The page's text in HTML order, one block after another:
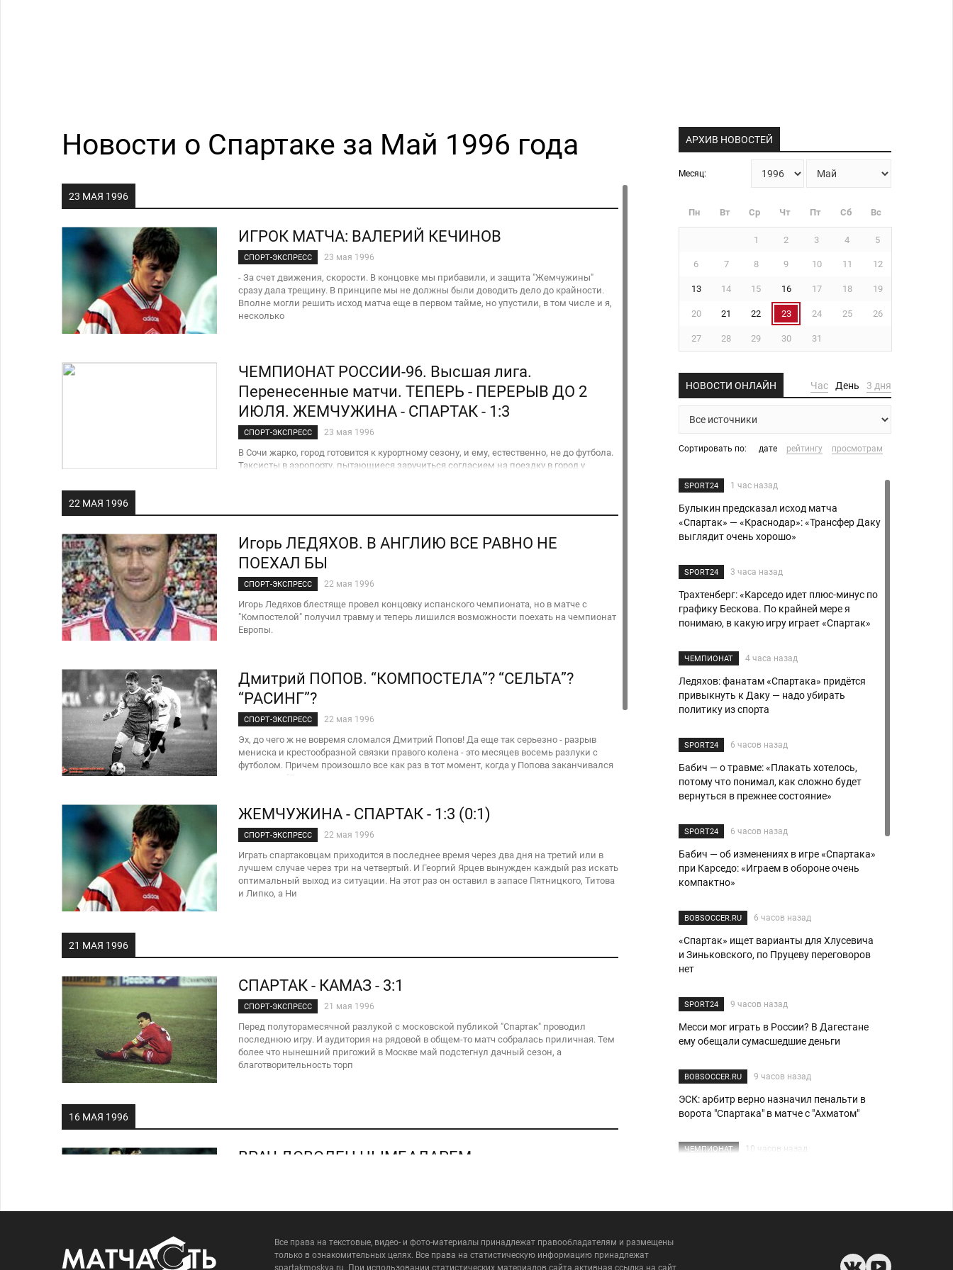
Новости о Спартаке за Май 1996 года
23 МАЯ 1996
СПОРТ-ЭКСПРЕСС 23 мая 1996
ИГРОК МАТЧА: ВАЛЕРИЙ КЕЧИНОВ
- За счет движения, скорости. В концовке мы прибавили, и защита "Жемчужины"
сразу дала трещину. В принципе мы не должны были доводить дело до крайности.
Вполне могли решить исход матча еще в первом тайме, но упустили, в том числе и я,
несколько
СПОРТ-ЭКСПРЕСС 23 мая 1996
ЧЕМПИОНАТ РОССИИ-96. Высшая лига.
Перенесенные матчи. ТЕПЕРЬ - ПЕРЕРЫВ ДО 2
ИЮЛЯ. ЖЕМЧУЖИНА - СПАРТАК - 1:3
В Сочи жарко, город готовится к курортному сезону, и ему, естественно, не до футбола.
Таксисты в аэропорту, пытающиеся заручиться согласием на поездку в город у
22 МАЯ 1996
СПОРТ-ЭКСПРЕСС 22 мая 1996
Игорь ЛЕДЯХОВ. В АНГЛИЮ ВСЕ РАВНО НЕ
ПОЕХАЛ БЫ
Игорь Ледяхов блестяще провел концовку испанского чемпионата, но в матче с
"Компостелой" получил травму и теперь лишился возможности поехать на чемпионат
Европы.
СПОРТ-ЭКСПРЕСС 22 мая 1996
Дмитрий ПОПОВ. “КОМПОСТЕЛА”? “СЕЛЬТА”?
“РАСИНГ”?
Эх, до чего ж не вовремя сломался Дмитрий Попов! Да еще так серьезно - разрыв
мениска и крестообразной связки правого колена - это месяцев восемь разлуки с
футболом. Причем произошло все как раз в тот момент, когда у Попова заканчивался
контракт с "Р
СПОРТ-ЭКСПРЕСС 22 мая 1996
ЖЕМЧУЖИНА - СПАРТАК - 1:3 (0:1)
Играть спартаковцам приходится в последнее время через два дня на третий или в
лучшем случае через три на четвертый. И Георгий Ярцев вынужден каждый раз искать
оптимальный выход из ситуации. На этот раз он оставил в запасе Пятницкого, Титова
и Липко, а Ни
21 МАЯ 1996
СПОРТ-ЭКСПРЕСС 21 мая 1996
СПАРТАК - КАМАЗ - 3:1
Перед полуторамесячной разлукой с московской публикой "Спартак" проводил
последнюю игру. И аудитория на рядовой в общем-то матч собралась приличная. Тем
более что нынешний пригожий в Москве май подстегнул дачный сезон, а
благотворительность торп
16 МАЯ 1996
ВРАЧ ДОВОЛЕН ЦЫМБАЛАРЕМ
должно помешать подойти к началу чемпионата Европы в Англии в хорошей форме.
голеностопа, ко
АРХИВ НОВОСТЕЙ
Месяц:
Пн Вт Ср Чт Пт Сб Вс
1 2 3 4 5
6 7 8 9 10 11 12
13 14 15 16 17 18 19
20 21 22 23 24 25 26
27 28 29 30 31
НОВОСТИ ОНЛАЙН 3 дня
День
Час
Сортировать по: дате рейтингу просмотрам
SPORT24 1 час назад
Булыкин предсказал исход матча
«Спартак» — «Краснодар»: «Трансфер Даку
выглядит очень хорошо»
SPORT24 3 часа назад
Трахтенберг: «Карседо идет плюс-минус по
графику Бескова. По крайней мере я
понимаю, в какую игру играет «Спартак»
ЧЕМПИОНАТ 4 часа назад
Ледяхов: фанатам «Спартака» придётся
привыкнуть к Даку — надо убирать
политику из спорта
SPORT24 6 часов назад
Бабич — о травме: «Плакать хотелось,
потому что понимал, как сложно будет
вернуться в прежнее состояние»
SPORT24 6 часов назад
Бабич — об изменениях в игре «Спартака»
при Карседо: «Играем в обороне очень
компактно»
BOBSOCCER.RU 6 часов назад
«Спартак» ищет варианты для Хлусевича
и Зиньковского, по Пруцеву переговоров
нет
SPORT24 9 часов назад
Месси мог играть в России? В Дагестане
ему обещали сумасшедшие деньги
BOBSOCCER.RU 9 часов назад
ЭСК: арбитр верно назначил пенальти в
ворота "Спартака" в матче с "Ахматом"
ЧЕМПИОНАТ 10 часов назад
на победу топовых столичных клубов в
Все права на текстовые, видео- и фото-материалы принадлежат правообладателям и размещены
только в ознакомительных целях. Все права на статистическую информацию принадлежат
spartakmoskva.ru. При использовании статистических материалов сайта активная ссылка на сайт